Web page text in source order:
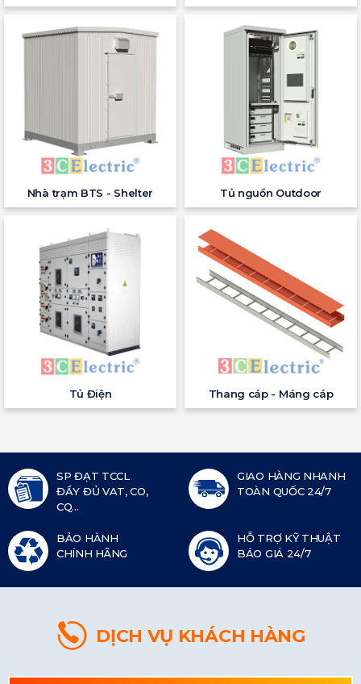
Nhà trạm BTS - Shelter Tủ nguồn Outdoor
Tủ Điện Thang cáp - Máng cáp
SP ĐẠT TCCL
ĐẦY ĐỦ VAT, CO,
CQ...
GIAO HÀNG NHANH
TOÀN QUỐC 24/7
BẢO HÀNH
CHÍNH HÃNG
HỖ TRỢ KỸ THUẬT
BÁO GIÁ 24/7
DỊCH VỤ KHÁCH HÀNG